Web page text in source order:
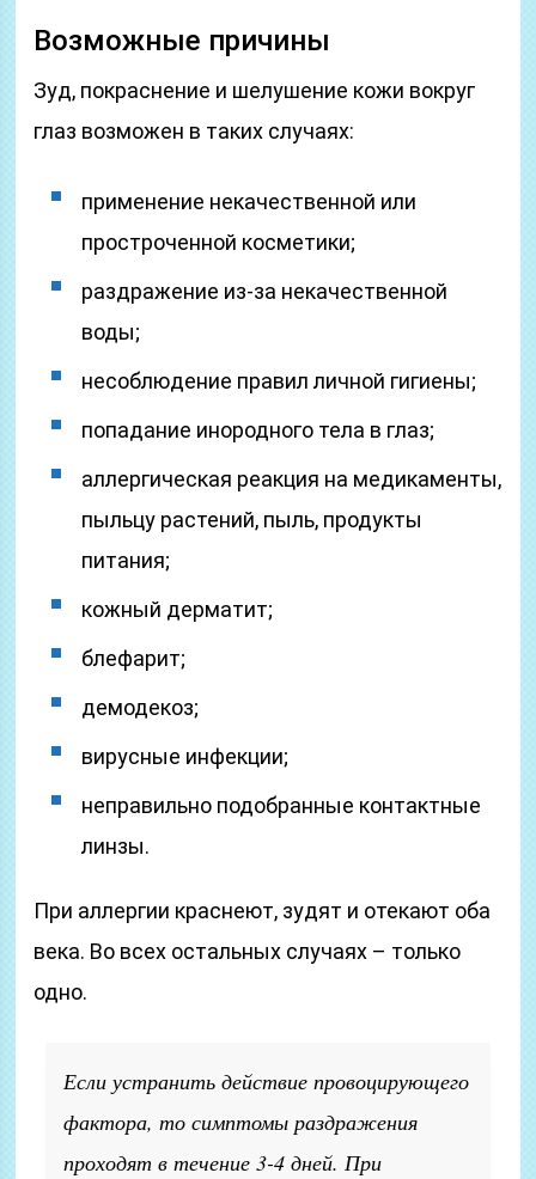
Возможные причины
Зуд, покраснение и шелушение кожи вокруг
глаз возможен в таких случаях:
применение некачественной или
простроченной косметики;
раздражение из-за некачественной
воды;
несоблюдение правил личной гигиены;
попадание инородного тела в глаз;
аллергическая реакция на медикаменты,
пыльцу растений, пыль, продукты
питания;
кожный дерматит;
блефарит;
демодекоз;
вирусные инфекции;
неправильно подобранные контактные
линзы.
При аллергии краснеют, зудят и отекают оба
века. Во всех остальных случаях – только
одно.
Если устранить действие провоцирующего
фактора, то симптомы раздражения
проходят в течение 3-4 дней. При